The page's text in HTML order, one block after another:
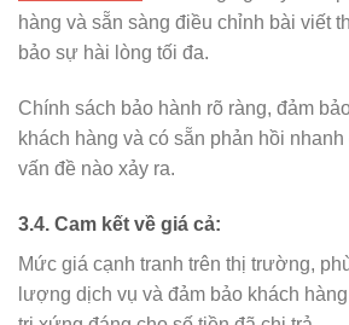
hàng và sẵn sàng điều chỉnh bài viết
bảo sự hài lòng tối đa.
Chính sách bảo hành rõ ràng, đảm
khách hàng và có sẵn phản hồi
vấn đề nào xảy ra.
3.4. Cam kết về giá cả:
Mức giá cạnh tranh trên thị trường,
lượng dịch vụ và đảm bảo khách